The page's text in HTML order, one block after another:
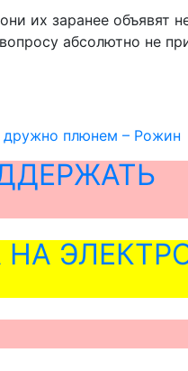
их заранее объявят
абсолютно не
дружно плюнем – Рожин
НА